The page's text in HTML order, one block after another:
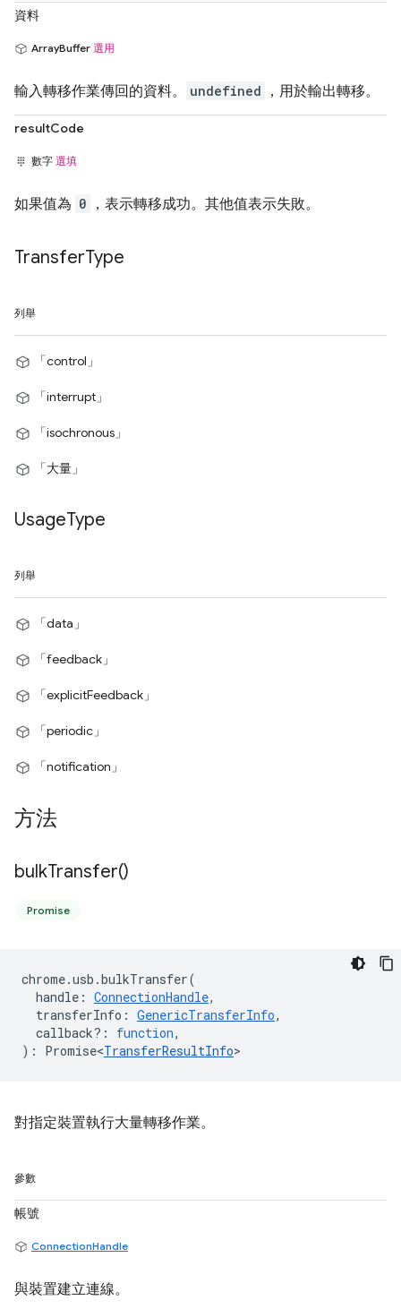
資料
ArrayBuffer 選用
輸入轉移作業傳回的資料。 undefined ，用於輸出轉移。
resultCode
數字 選填
如果值為 0 ，表示轉移成功。其他值表示失敗。
TransferType
列舉
「control」
「interrupt」
「isochronous」
「大量」
UsageType
列舉
「data」
「feedback」
「explicitFeedback」
「periodic」
「notification」
方法
bulkTransfer()
Promise
chrome.usb .bulkTransfer(
handle : ConnectionHandle,
transferInfo : GenericTransferInfo,
callback? : function,
) : Promise<TransferResultInfo>
對指定裝置執行大量轉移作業。
參數
帳號
ConnectionHandle
與裝置建立連線。